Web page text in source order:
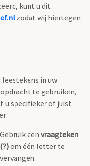
kunt u dit
zodat wij hiertegen
leestekens in uw
te gebruiken,
u specifieker of juist
Gebruik een vraagteken
(?)om één letter te
vervangen.